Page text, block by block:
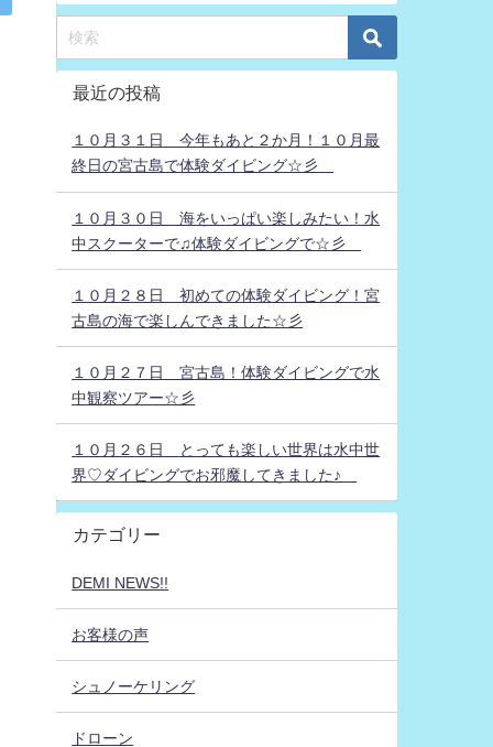
最近の投稿
１０月３１日 今年もあと２か月！１０月最
終日の宮古島で体験ダイビング☆彡
１０月３０日 海をいっぱい楽しみたい！水
中スクーターで♫体験ダイビングで☆彡
１０月２８日 初めての体験ダイビング！宮
古島の海で楽しんできました☆彡
１０月２７日 宮古島！体験ダイビングで水
中観察ツアー☆彡
１０月２６日 とっても楽しい世界は水中世
界♡ダイビングでお邪魔してきました♪
カテゴリー
DEMI NEWS!!
お客様の声
シュノーケリング
ドローン